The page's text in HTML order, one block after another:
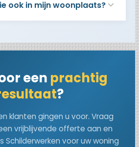
ook in mijn woonplaats?
een prachtig
?
klanten gingen u voor. Vraag
vrijblijvende offerte aan en
Schilderwerken voor uw woning